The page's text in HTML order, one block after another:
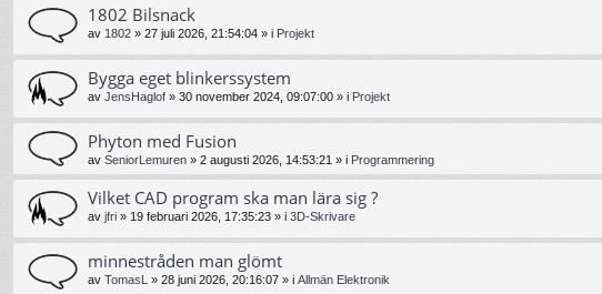
1802 Bilsnack
av 1802 » 27 juli 2026, 21:54:04 » i Projekt
Bygga eget blinkerssystem
av JensHaglof » 30 november 2024, 09:07:00 » i Projekt
Phyton med Fusion
av SeniorLemuren » 2 augusti 2026, 14:53:21 » i Programmering
Vilket CAD program ska man lära sig ?
av jfri » 19 februari 2026, 17:35:23 » i 3D-Skrivare
minnestråden man glömt
av TomasL » 28 juni 2026, 20:16:07 » i Allmän Elektronik